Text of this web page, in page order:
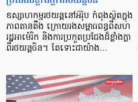
ឧស្សាហកម្មរថយន្តនៅអឺរ៉ុប កំពុងស្ថិតក្នុង
ភាពតានតឹង ក្រោយរងសម្ពាធពន្ធពីសហ
រដ្ឋអាម៉េរិក និងការប្រកួតប្រជែងដ៏ខ្លាំងក្លា
ពីរថយន្តចិន។ តែទោះជាយ៉ាង…